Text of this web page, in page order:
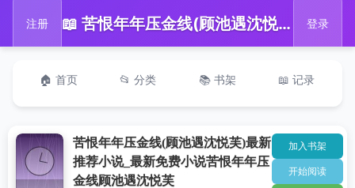
注册 📖 苦恨年年压金线(顾池遇沈悦芙)最新推荐小说_最新免费小说苦恨年年压金线顾池遇沈悦芙 登录
🏠 首页 📂 分类 📚 书架 📖 记录
苦恨年年压金线(顾池遇沈悦芙)最新
推荐小说_最新免费小说苦恨年年压
金线顾池遇沈悦芙
加入书架
开始阅读